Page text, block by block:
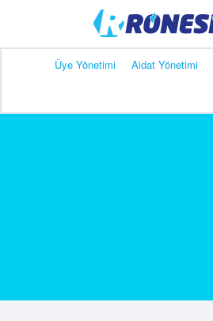
Üye Yönetimi Aidat Yönetimi